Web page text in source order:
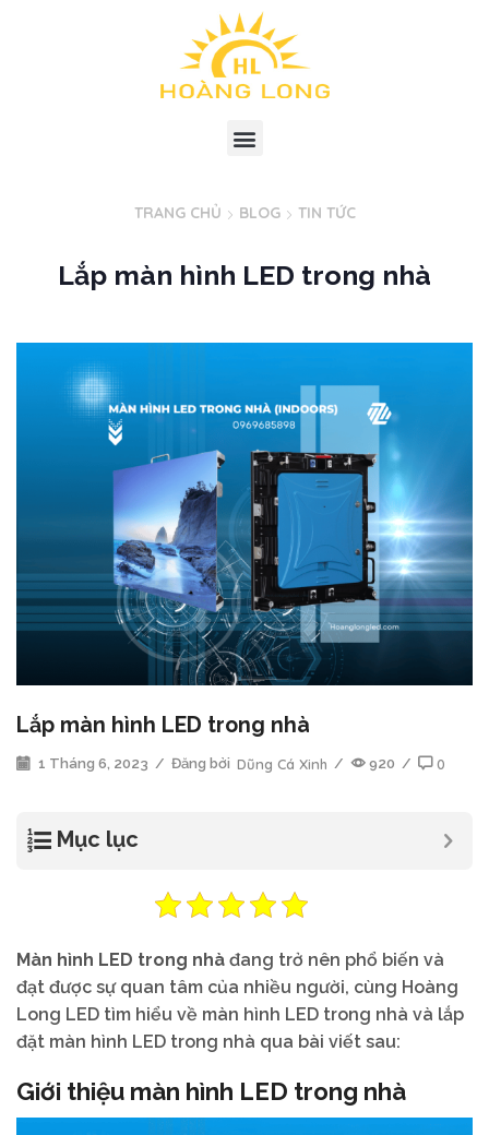
TRANG CHỦ BLOG TIN TỨC
Lắp màn hình LED trong nhà
Lắp màn hình LED trong nhà
1 Tháng 6, 2023 / Đăng bởi Dũng Cá Xinh / 920 / 0
Mục lục
Màn hình LED trong nhà đang trở nên phổ biến và
đạt được sự quan tâm của nhiều người, cùng Hoàng
Long LED tìm hiểu về màn hình LED trong nhà và lắp
đặt màn hình LED trong nhà qua bài viết sau:
Giới thiệu màn hình LED trong nhà